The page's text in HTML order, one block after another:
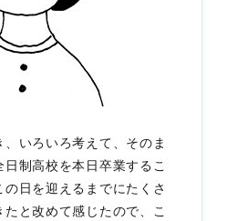
いろいろ考えて、そのま
制高校を本日卒業するこ
日を迎えるまでにたくさ
と改めて感じたので、こ